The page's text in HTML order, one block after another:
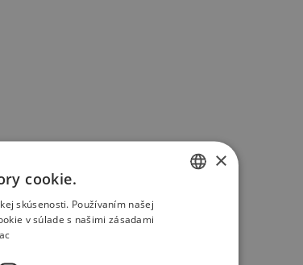
×
cookie.
skúsenosti. Používaním našej
v súlade s našimi zásadami